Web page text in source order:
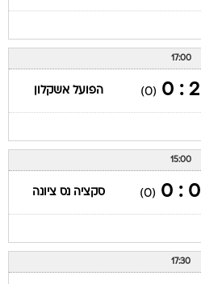
17:00
2 : 0
(0) הפועל אשקלון
15:00
0 : 0
(0) סקציה נס ציונה
17:30